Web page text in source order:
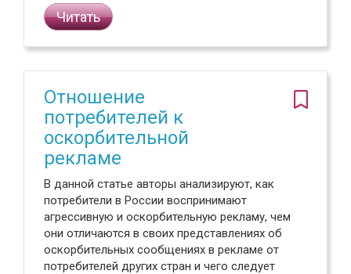
Читать
Отношение
потребителей к
оскорбительной
рекламе
В данной статье авторы анализируют, как
потребители в России воспринимают
агрессивную и оскорбительную рекламу, чем
они отличаются в своих представлениях об
оскорбительных сообщениях в рекламе от
потребителей других стран и чего следует